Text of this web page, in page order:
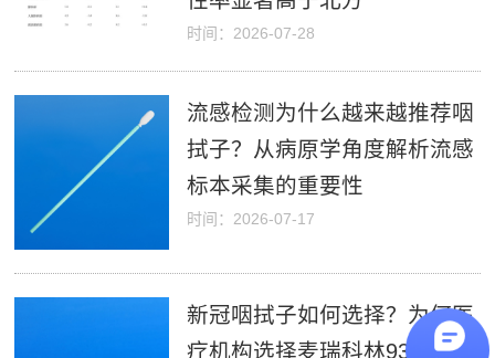
时间：2026-07-28
流感检测为什么越来越推荐咽
拭子？从病原学角度解析流感
标本采集的重要性
时间：2026-07-17
新冠咽拭子如何选择？为何医
疗机构选择麦瑞科林93050D